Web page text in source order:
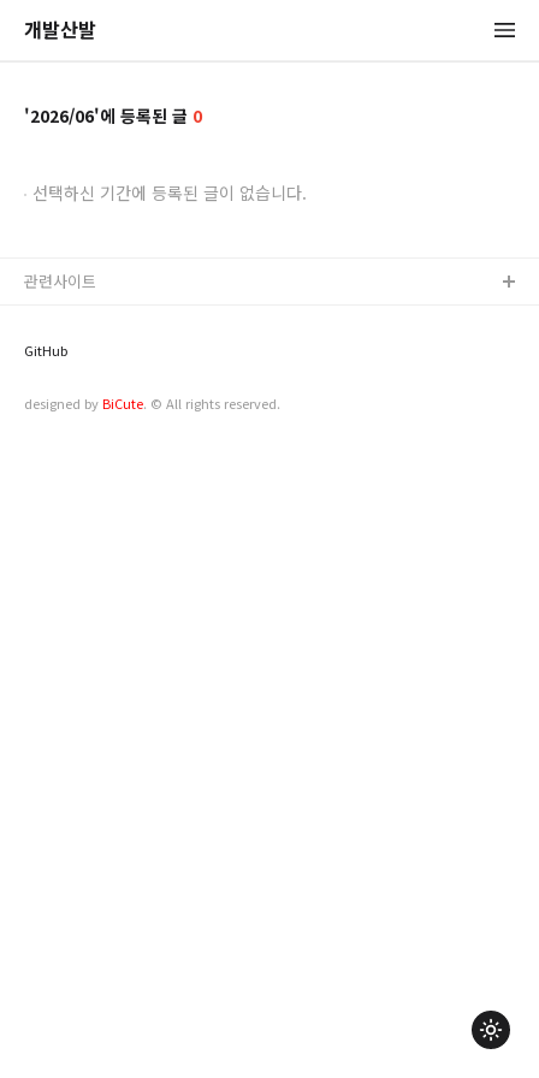
개발산발
2026/06 0
선택하신 기간에 등록된 글이 없습니다.
GitHub
designed byBiCute. ©️ All rights reserved.
관련사이트